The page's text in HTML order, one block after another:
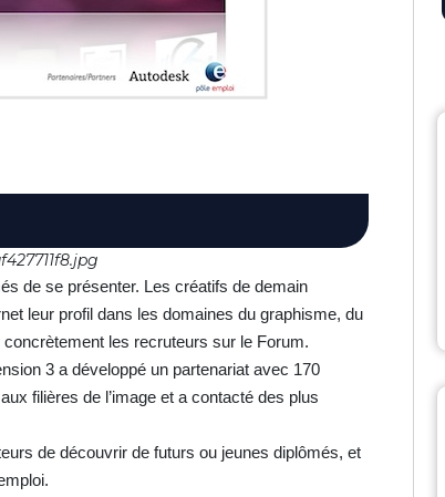
de se présenter. Les créatifs de demain
leur profil dans les domaines du graphisme, du
les recruteurs sur le Forum.
3 a développé un partenariat avec 170
filières de l’image et a contacté des plus
de découvrir de futurs ou jeunes diplômés, et